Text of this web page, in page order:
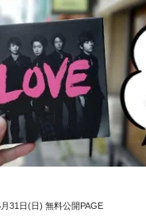
31日(日) 無料公開PAGE